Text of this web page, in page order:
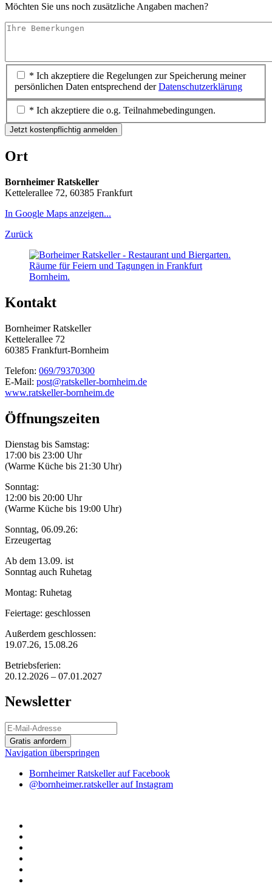
Möchten Sie uns noch zusätzliche Angaben machen?
* Ich akzeptiere die Regelungen zur Speicherung meiner
persönlichen Daten entsprechend derDatenschutzerklärung
* Ich akzeptiere die o.g. Teilnahmebedingungen.
Jetzt kostenpflichtig anmelden
Ort
Bornheimer Ratskeller
Kettelerallee 72, 60385 Frankfurt
In Google Maps anzeigen...
Zurück
Kontakt
Bornheimer Ratskeller
Kettelerallee 72
60385 Frankfurt-Bornheim
Telefon: 069/79370300
E-Mail: post@ratskeller-bornheim.de
www.ratskeller-bornheim.de
Öffnungszeiten
Dienstag bis Samstag:
17:00 bis 23:00 Uhr
(Warme Küche bis 21:30 Uhr)
Sonntag:
12:00 bis 20:00 Uhr
(Warme Küche bis 19:00 Uhr)
Sonntag, 06.09.26:
Erzeugertag
Ab dem 13.09. ist
Sonntag auch Ruhetag
Montag: Ruhetag
Feiertage: geschlossen
Außerdem geschlossen:
19.07.26, 15.08.26
Betriebsferien:
20.12.2026 – 07.01.2027
Newsletter
Gratis anfordern
Navigation überspringen
Bornheimer Ratskeller auf Facebook
@bornheimer.ratskeller auf Instagram